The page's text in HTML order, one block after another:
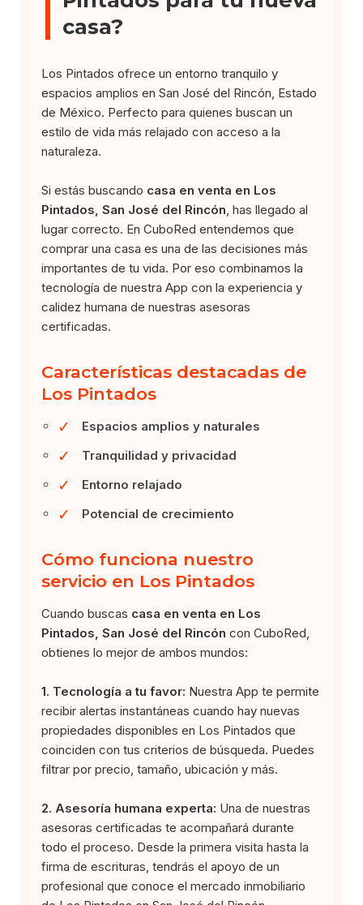
casa?
Los Pintados ofrece un entorno tranquilo y
espacios amplios en San José del Rincón, Estado
de México. Perfecto para quienes buscan un
estilo de vida más relajado con acceso a la
naturaleza.
Si estás buscando casa en venta en Los
Pintados, San José del Rincón , has llegado al
lugar correcto. En CuboRed entendemos que
comprar una casa es una de las decisiones más
importantes de tu vida. Por eso combinamos la
tecnología de nuestra App con la experiencia y
calidez humana de nuestras asesoras
certificadas.
Características destacadas de
Los Pintados
✓ Espacios amplios y naturales
✓ Tranquilidad y privacidad
✓ Entorno relajado
✓ Potencial de crecimiento
Cómo funciona nuestro
servicio en Los Pintados
Cuando buscas casa en venta en Los
Pintados, San José del Rincón con CuboRed,
obtienes lo mejor de ambos mundos:
1. Tecnología a tu favor: Nuestra App te permite
recibir alertas instantáneas cuando hay nuevas
propiedades disponibles en Los Pintados que
coinciden con tus criterios de búsqueda. Puedes
filtrar por precio, tamaño, ubicación y más.
2. Asesoría humana experta: Una de nuestras
asesoras certificadas te acompañará durante
todo el proceso. Desde la primera visita hasta la
firma de escrituras, tendrás el apoyo de un
profesional que conoce el mercado inmobiliario